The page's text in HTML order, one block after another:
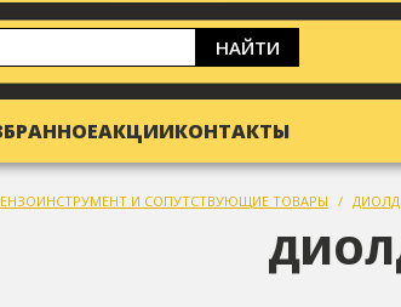
НАЙТИ
АКЦИИКОНТАКТЫ
И СОПУТСТВУЮЩИЕ ТОВАРЫ ДИОЛД